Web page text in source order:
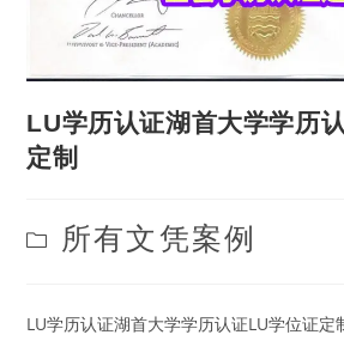
LU学历认证湖首大学学历
定制
Post
category:
所有文凭案例
LU学历认证湖首大学学历认证LU学位证定